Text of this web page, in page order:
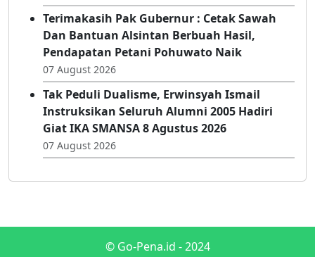
Adhan Sebut Rusli Habibie Politisi Pemaaf,
Sepakat Bangun Gorontalo Bersama
07 August 2026
Terimakasih Pak Gubernur : Cetak Sawah
Dan Bantuan Alsintan Berbuah Hasil,
Pendapatan Petani Pohuwato Naik
07 August 2026
Tak Peduli Dualisme, Erwinsyah Ismail
Instruksikan Seluruh Alumni 2005 Hadiri
Giat IKA SMANSA 8 Agustus 2026